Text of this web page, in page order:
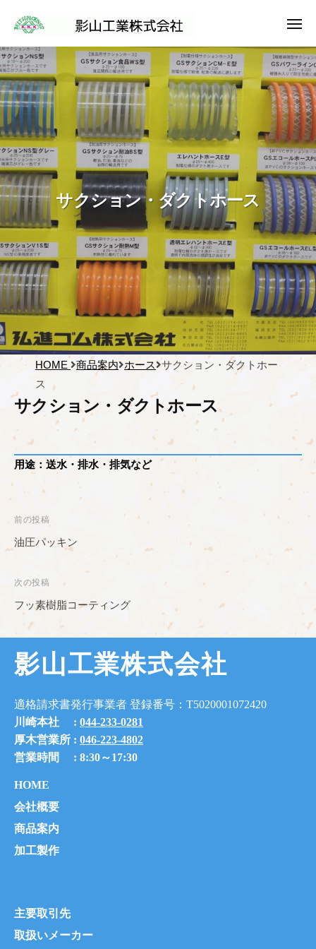
テ
ン
ツ
へ
ス
キ
ッ
プ
影
山
工
業
株
式
会
社
影
山
工
業
株
式
会
社
メ
ュ
ー
サクション・ダクトホース
HOME 商品案内 ホース サクション・ダクトホー
ス
サクション・ダクトホース
用途：送水・排水・排気など
投
稿
ビ
ゲ
ー
シ
ョ
ン
前の投稿
油圧パッキン
次の投稿
フッ素樹脂コーティング
影山工業株式会社
適格請求書発行事業者 登録番号：T5020001072420
川崎本社 : 044-233-0281
厚木営業所 : 046-223-4802
営業時間 : 8:30～17:30
HOME
会社概要
商品案内
加工製作
主要取引先
取扱いメーカー
山
工
業
株
式
会
社